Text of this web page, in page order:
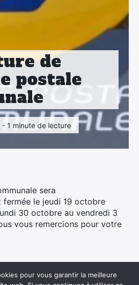
de
postale
1 minute de lecture
sera
fermée le jeudi 19 octobre
30 octobre au vendredi 3
vous remercions pour votre
pour vous garantir la meilleure